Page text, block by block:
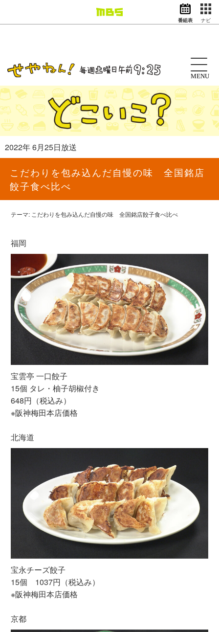
ドラマ
アニメ
動画イズム ニュース
天気・防災 イベント
映画
グッズ
番組表 ナビ
MENU
2022年 6月25日放送
こだわりを包み込んだ自慢の味 全国銘店
餃子食べ比べ
テーマ: こだわりを包み込んだ自慢の味 全国銘店餃子食べ比べ
福岡
宝雲亭 一口餃子
15個 タレ・柚子胡椒付き
648円（税込み）
※阪神梅田本店価格
北海道
宝永チーズ餃子
15個 1037円（税込み）
※阪神梅田本店価格
京都